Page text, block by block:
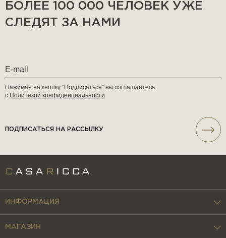
БОЛЕЕ 100 000 ЧЕЛОВЕК УЖЕ
СЛЕДЯТ ЗА НАМИ
Нажимая на кнопку “Подписаться” вы соглашаетесь
с Политикой конфиденциальности
ПОДПИСАТЬСЯ НА РАССЫЛКУ
ИНФОРМАЦИЯ
МАГАЗИН